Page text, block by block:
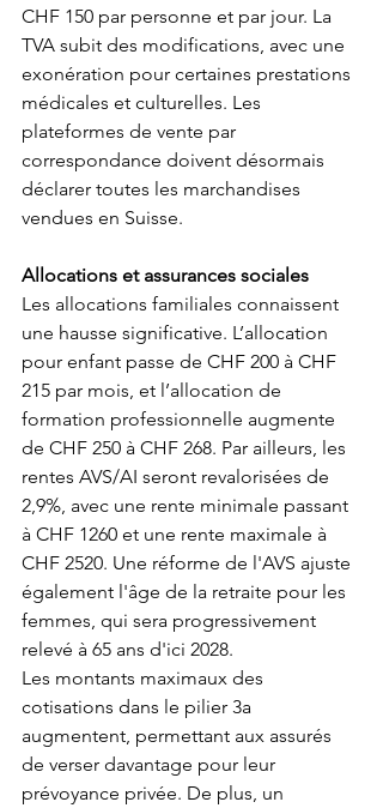
CHF 150 par personne et par jour. La
TVA subit des modifications, avec une
exonération pour certaines prestations
médicales et culturelles. Les
plateformes de vente par
correspondance doivent désormais
déclarer toutes les marchandises
vendues en Suisse.
Allocations et assurances sociales
Les allocations familiales connaissent
une hausse significative. L’allocation
pour enfant passe de CHF 200 à CHF
215 par mois, et l’allocation de
formation professionnelle augmente
de CHF 250 à CHF 268. Par ailleurs, les
rentes AVS/AI seront revalorisées de
2,9%, avec une rente minimale passant
à CHF 1260 et une rente maximale à
CHF 2520. Une réforme de l'AVS ajuste
également l'âge de la retraite pour les
femmes, qui sera progressivement
relevé à 65 ans d'ici 2028.
Les montants maximaux des
cotisations dans le pilier 3a
augmentent, permettant aux assurés
de verser davantage pour leur
prévoyance privée. De plus, un